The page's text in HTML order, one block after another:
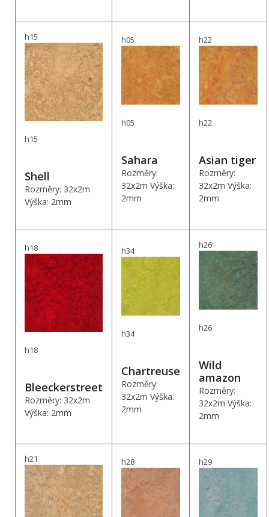
h15
h15
Shell
Rozměry: 32x2m
Výška: 2mm
h05
h05
Sahara
Rozměry:
32x2m Výška:
2mm
h22
h22
Asian tiger
Rozměry:
32x2m Výška:
2mm
h18
h18
Bleeckerstreet
Rozměry: 32x2m
Výška: 2mm
h34
h34
Chartreuse
Rozměry:
32x2m Výška:
2mm
h26
h26
Wild
amazon
Rozměry:
32x2m Výška:
2mm
h21 h28 h29